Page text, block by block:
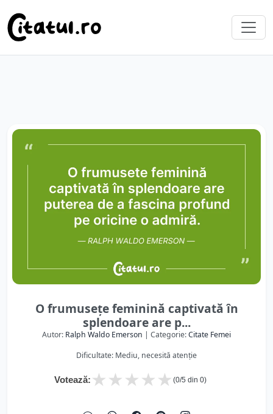
O frumusețe feminină captivată în
splendoare are p...
Autor: Ralph Waldo Emerson | Categorie:Citate Femei
Dificultate: Mediu, necesită atenție
Votează: ★
★
★
★
★ (0/5 din 0)